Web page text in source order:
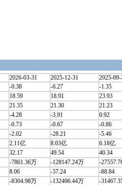
2026-03-31
2025-12-31
2025-09-
-0.38 -6.27
-1.35
18.59 18.91
23.93
21.35 21.30
21.23
-4.28 -3.91
0.92
-0.73 -0.67
-0.86
-2.02 -28.21
-5.46
2.11亿 8.03亿
6.18亿
32.17 49.54
40.34
-7861.36万 -128147.24万
-
8.06 -57.24
-88.84
-8304.98万 -132406.44万
-